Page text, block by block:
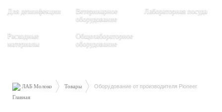
Для дезинфекции
Ветеринарное
оборудование
Лабораторная посуда
Расходные
материалы
Общелабораторное
оборудование
ЛАБ Молоко Товары Оборудование от производителя Pioneer